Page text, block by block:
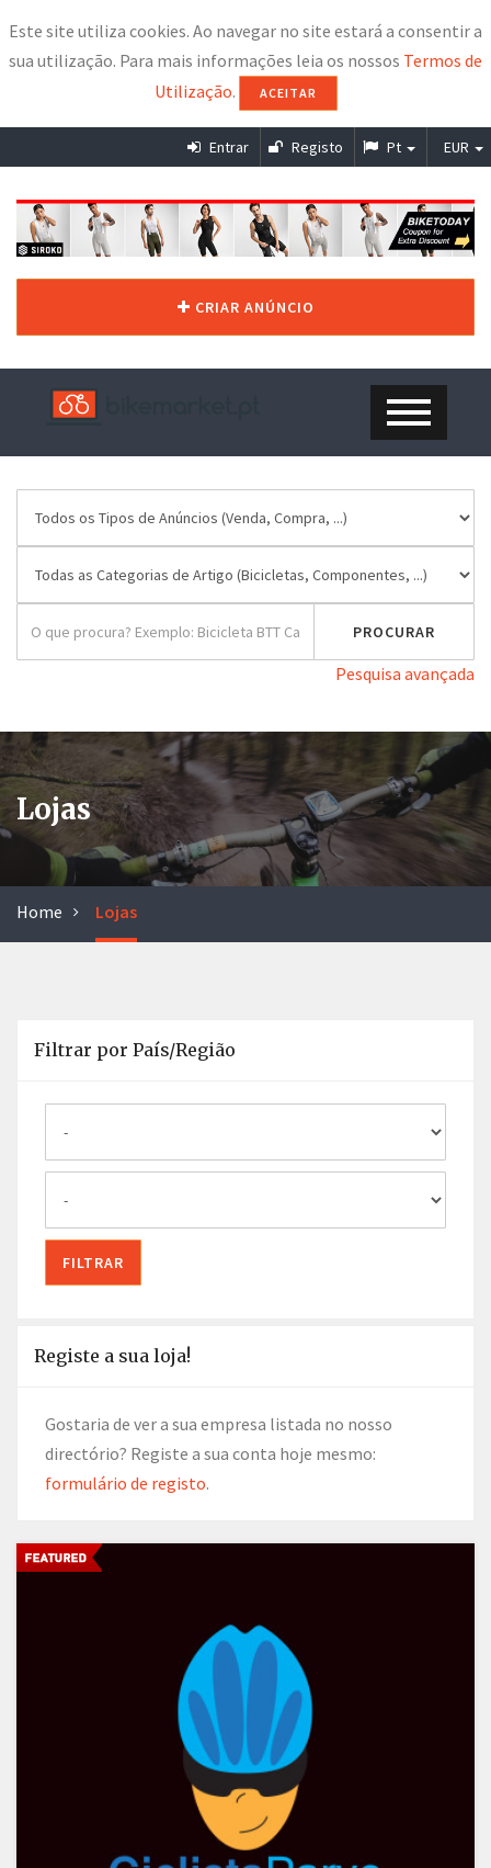
Este site utiliza cookies. Ao navegar no site estará a consentir a
sua utilização. Para mais informações leia os nossos Termos de
Utilização. ACEITAR
Entrar Registo Pt EUR
CRIAR ANÚNCIO
Pesquisa avançada
Lojas
Home Lojas
Filtrar por País/Região
Registe a sua loja!
Gostaria de ver a sua empresa listada no nosso
directório? Registe a sua conta hoje mesmo:
formulário de registo.